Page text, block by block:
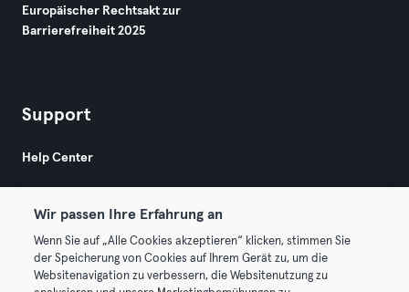
Europäischer Rechtsakt zur
Barrierefreiheit 2025
Support
Help Center
© 2026 Urban Sports Group GmbH. All rights reserved.
Wir passen Ihre Erfahrung an
Wenn Sie auf „Alle Cookies akzeptieren“ klicken, stimmen Sie
der Speicherung von Cookies auf Ihrem Gerät zu, um die
Websitenavigation zu verbessern, die Websitenutzung zu